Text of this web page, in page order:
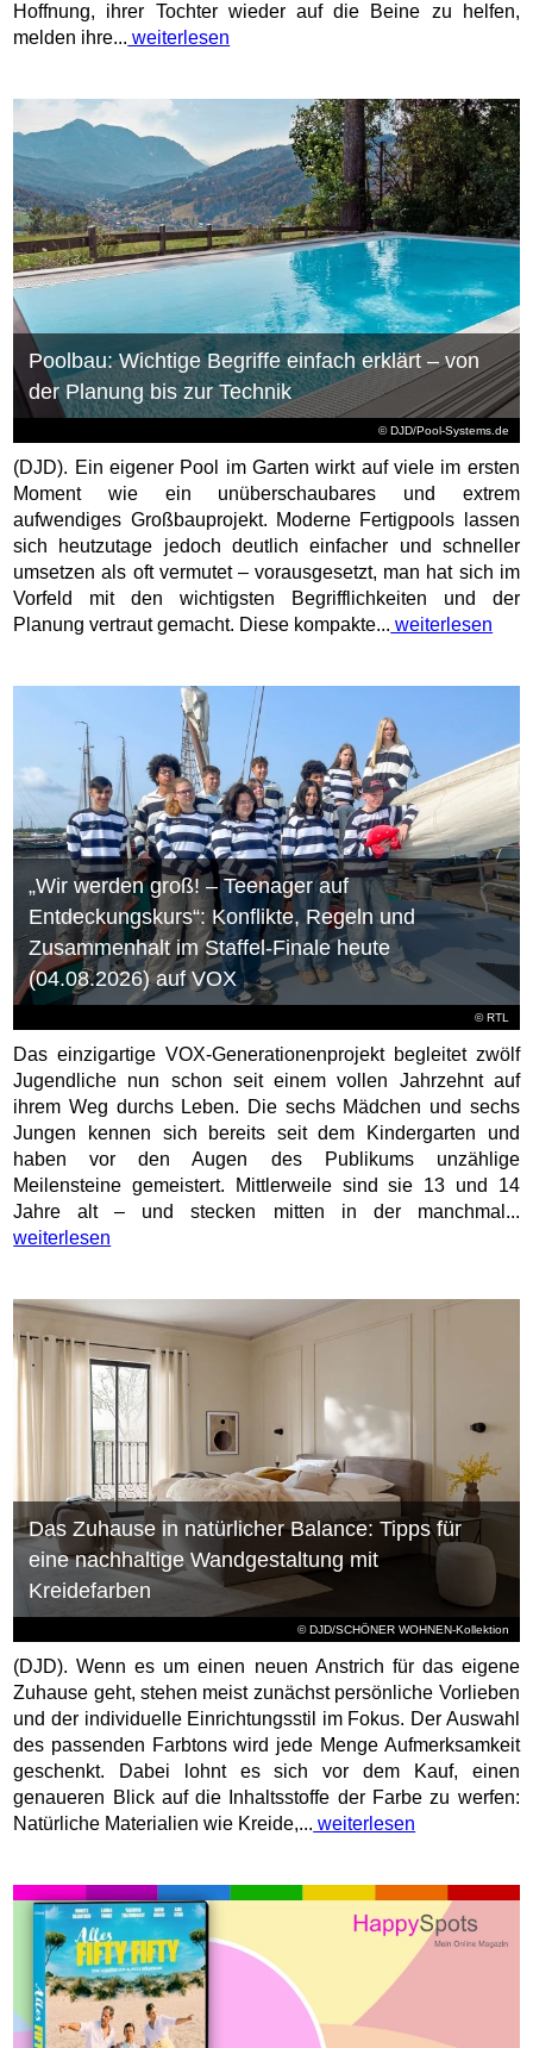
Hoffnung, ihrer Tochter wieder auf die Beine zu helfen,
melden ihre... weiterlesen
© DJD/Pool-Systems.de
Poolbau: Wichtige Begriffe einfach erklärt – von
der Planung bis zur Technik
(DJD). Ein eigener Pool im Garten wirkt auf viele im ersten
Moment wie ein unüberschaubares und extrem
aufwendiges Großbauprojekt. Moderne Fertigpools lassen
sich heutzutage jedoch deutlich einfacher und schneller
umsetzen als oft vermutet – vorausgesetzt, man hat sich im
Vorfeld mit den wichtigsten Begrifflichkeiten und der
Planung vertraut gemacht. Diese kompakte... weiterlesen
©RTL
„Wir werden groß! – Teenager auf
Entdeckungskurs“: Konflikte, Regeln und
Zusammenhalt im Staffel-Finale heute
(04.08.2026) auf VOX
Das einzigartige VOX-Generationenprojekt begleitet zwölf
Jugendliche nun schon seit einem vollen Jahrzehnt auf
ihrem Weg durchs Leben. Die sechs Mädchen und sechs
Jungen kennen sich bereits seit dem Kindergarten und
haben vor den Augen des Publikums unzählige
Meilensteine gemeistert. Mittlerweile sind sie 13 und 14
Jahre alt – und stecken mitten in der manchmal...
weiterlesen
© DJD/SCHÖNER WOHNEN-Kollektion
Das Zuhause in natürlicher Balance: Tipps für
eine nachhaltige Wandgestaltung mit
Kreidefarben
(DJD). Wenn es um einen neuen Anstrich für das eigene
Zuhause geht, stehen meist zunächst persönliche Vorlieben
und der individuelle Einrichtungsstil im Fokus. Der Auswahl
des passenden Farbtons wird jede Menge Aufmerksamkeit
geschenkt. Dabei lohnt es sich vor dem Kauf, einen
genaueren Blick auf die Inhaltsstoffe der Farbe zu werfen:
Natürliche Materialien wie Kreide,... weiterlesen